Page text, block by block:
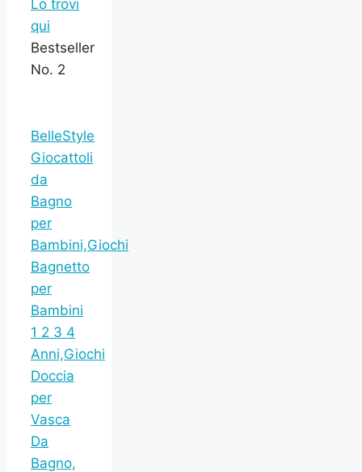
Lo trovi
qui
Bestseller
No. 2
BelleStyle
Giocattoli
da
Bagno
per
Bambini,Giochi
Bagnetto
per
Bambini
1 2 3 4
Anni,Giochi
Doccia
per
Vasca
Da
Bagno,